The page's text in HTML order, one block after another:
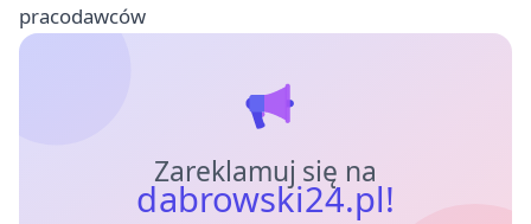
pracodawców
Zareklamuj się na
dabrowski24.pl!